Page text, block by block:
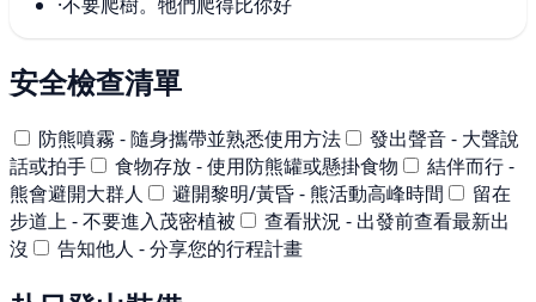
安全檢查清單
防熊噴霧 - 隨身攜帶並熟悉使用方法
發出聲音 - 大聲說
話或拍手
食物存放 - 使用防熊罐或懸掛食物
結伴而行 -
熊會避開大群人
避開黎明/黃昏 - 熊活動高峰時間
留在
步道上 - 不要進入茂密植被
查看狀況 - 出發前查看最新出
沒
告知他人 - 分享您的行程計畫